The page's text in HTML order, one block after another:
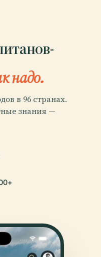
надо.
в 96 странах.
знания —